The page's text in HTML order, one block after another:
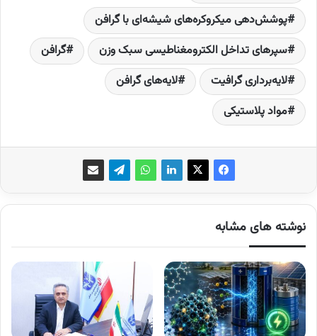
پوشش‌دهی میکروکره‌های شیشه‌ای با گرافن
سپرهای تداخل الکترومغناطیسی سبک وزن
گرافن
لایه‌برداری گرافیت
لایه‌های گرافن
مواد پلاستیکی
نوشته های مشابه